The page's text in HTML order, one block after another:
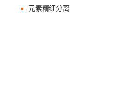
元素精细分离